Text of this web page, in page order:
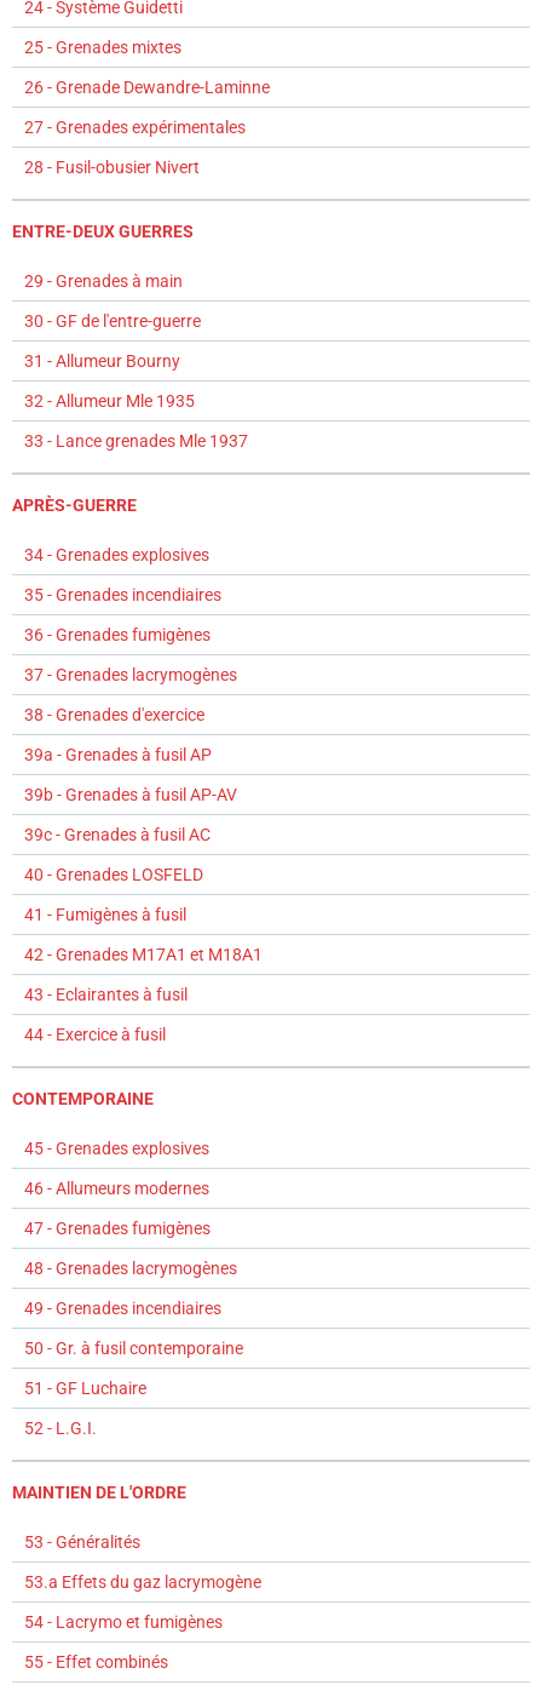
24 - Système Guidetti
25 - Grenades mixtes
26 - Grenade Dewandre-Laminne
27 - Grenades expérimentales
28 - Fusil-obusier Nivert
ENTRE-DEUX GUERRES
29 - Grenades à main
30 - GF de l'entre-guerre
31 - Allumeur Bourny
32 - Allumeur Mle 1935
33 - Lance grenades Mle 1937
APRÈS-GUERRE
34 - Grenades explosives
35 - Grenades incendiaires
36 - Grenades fumigènes
37 - Grenades lacrymogènes
38 - Grenades d'exercice
39a - Grenades à fusil AP
39b - Grenades à fusil AP-AV
39c - Grenades à fusil AC
40 - Grenades LOSFELD
41 - Fumigènes à fusil
42 - Grenades M17A1 et M18A1
43 - Eclairantes à fusil
44 - Exercice à fusil
CONTEMPORAINE
45 - Grenades explosives
46 - Allumeurs modernes
47 - Grenades fumigènes
48 - Grenades lacrymogènes
49 - Grenades incendiaires
50 - Gr. à fusil contemporaine
51 - GF Luchaire
52 - L.G.I.
MAINTIEN DE L'ORDRE
53 - Généralités
53.a Effets du gaz lacrymogène
54 - Lacrymo et fumigènes
55 - Effet combinés